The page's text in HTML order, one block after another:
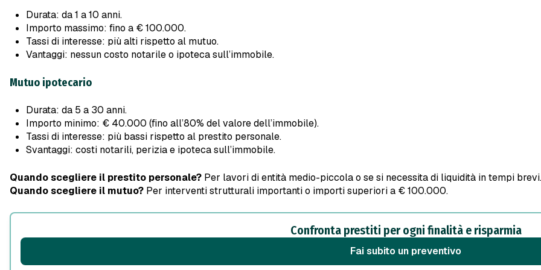
Durata: da 1 a 10 anni.
Importo massimo: fino a € 100.000.
Tassi di interesse: più alti rispetto al mutuo.
Vantaggi: nessun costo notarile o ipoteca sull’immobile.
Mutuo ipotecario
Durata: da 5 a 30 anni.
Importo minimo: € 40.000 (fino all’80% del valore dell’immobile).
Tassi di interesse: più bassi rispetto al prestito personale.
Svantaggi: costi notarili, perizia e ipoteca sull’immobile.
Quando scegliere il prestito personale? Per lavori di entità medio-piccola o se si necessita di liquidità in tempi brevi.
Quando scegliere il mutuo? Per interventi strutturali importanti o importi superiori a € 100.000.
Confronta prestiti per ogni finalità e risparmia
fai subito un preventivo